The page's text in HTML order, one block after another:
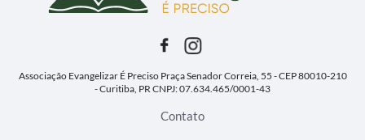
Associação Evangelizar É PrecisoPraça Senador Correia, 55 - CEP 80010-210
- Curitiba, PRCNPJ: 07.634.465/0001-43
Contato